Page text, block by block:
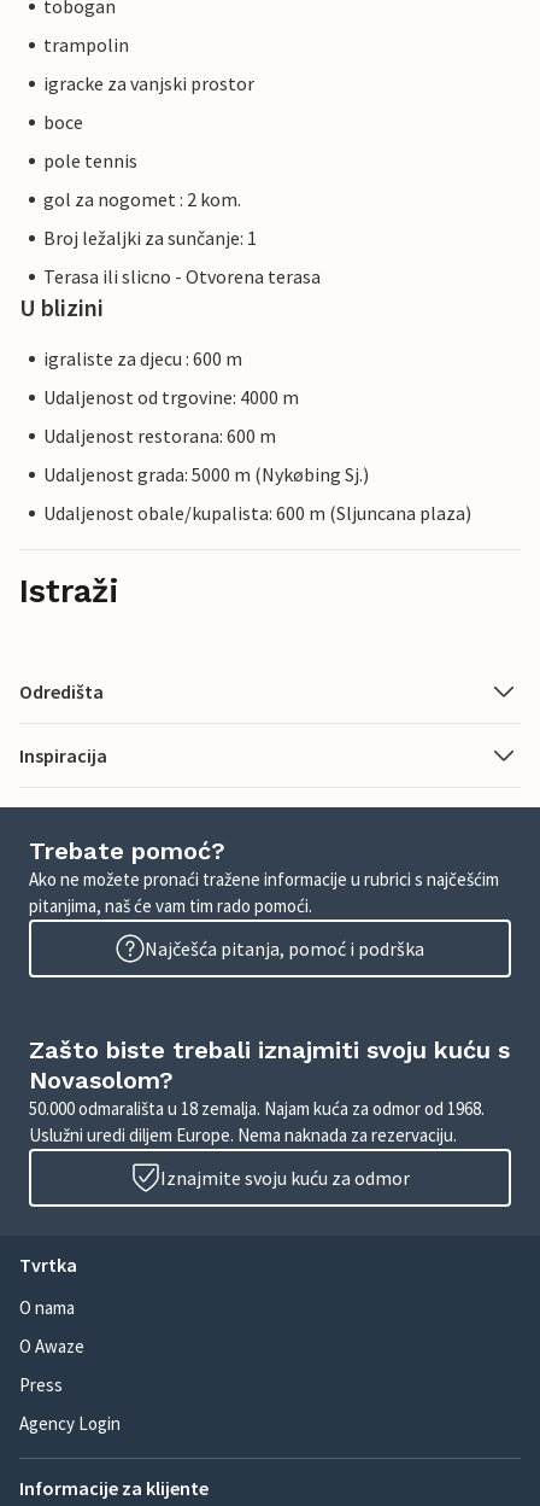
tobogan
trampolin
igracke za vanjski prostor
boce
pole tennis
gol za nogomet : 2 kom.
Broj ležaljki za sunčanje: 1
Terasa ili slicno - Otvorena terasa
U blizini
igraliste za djecu : 600 m
Udaljenost od trgovine: 4000 m
Udaljenost restorana: 600 m
Udaljenost grada: 5000 m (Nykøbing Sj.)
Udaljenost obale/kupalista: 600 m (Sljuncana plaza)
Istraži
Odredišta
Inspiracija
Trebate pomoć?
Ako ne možete pronaći tražene informacije u rubrici s najčešćim
pitanjima, naš će vam tim rado pomoći.
Najčešća pitanja, pomoć i podrška
Zašto biste trebali iznajmiti svoju kuću s
Novasolom?
50.000 odmarališta u 18 zemalja. Najam kuća za odmor od 1968.
Uslužni uredi diljem Europe. Nema naknada za rezervaciju.
Iznajmite svoju kuću za odmor
Tvrtka
O nama
O Awaze
Press
Agency Login
Informacije za klijente